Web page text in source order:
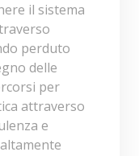
il sistema
perduto
delle
per
attraverso
e